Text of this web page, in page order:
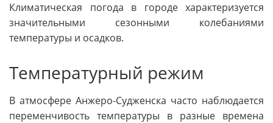
Климатическая погода в городе характеризуется
значительными сезонными колебаниями
температуры и осадков.
Температурный режим
В атмосфере Анжеро-Судженска часто наблюдается
переменчивость температуры в разные времена